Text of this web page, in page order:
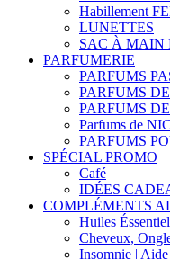
Habillement
LUNETTES
SAC À MAIN
PARFUMERIE
PARFUMS
PARFUMS
PARFUMS
Parfums de
PARFUMS
SPÉCIAL PROMO
Café
IDÉES
COMPLÉMENTS
Huiles
Cheveux,
Insomnie |